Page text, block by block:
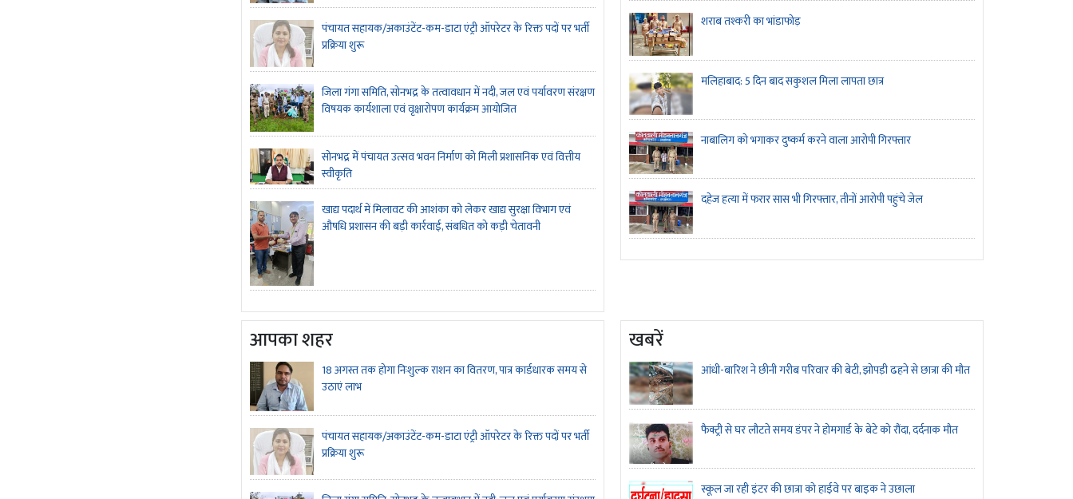
पंचायत सहायक/अकाउंटेंट-कम-डाटा एंट्री ऑपरेटर के रिक्त पदों पर भर्ती
प्रक्रिया शुरू
जिला गंगा समिति, सोनभद्र के तत्वावधान में नदी, जल एवं पर्यावरण संरक्षण
विषयक कार्यशाला एवं वृक्षारोपण कार्यक्रम आयोजित
सोनभद्र में पंचायत उत्सव भवन निर्माण को मिली प्रशासनिक एवं वित्तीय
स्वीकृति
खाद्य पदार्थ में मिलावट की आशंका को लेकर खाद्य सुरक्षा विभाग एवं
औषधि प्रशासन की बड़ी कार्रवाई, संबधित को कड़ी चेतावनी
शराब तश्करी का भांडाफोड़
मलिहाबाद: 5 दिन बाद सकुशल मिला लापता छात्र
नाबालिग को भगाकर दुष्कर्म करने वाला आरोपी गिरफ्तार
दहेज हत्या में फरार सास भी गिरफ्तार, तीनों आरोपी पहुंचे जेल
आपका शहर
18 अगस्त तक होगा निःशुल्क राशन का वितरण, पात्र कार्डधारक समय से
उठाएं लाभ
पंचायत सहायक/अकाउंटेंट-कम-डाटा एंट्री ऑपरेटर के रिक्त पदों पर भर्ती
प्रक्रिया शुरू
खबरें
आंधी-बारिश ने छीनी गरीब परिवार की बेटी, झोपड़ी ढहने से छात्रा की मौत
फैक्ट्री से घर लौटते समय डंपर ने होमगार्ड के बेटे को रौंदा, दर्दनाक मौत
स्कूल जा रही इंटर की छात्रा को हाईवे पर बाइक ने उछाला